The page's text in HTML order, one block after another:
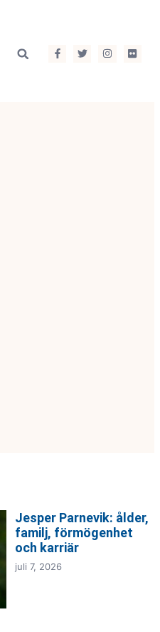
Jesper Parnevik: ålder,
familj, förmögenhet
och karriär
juli 7, 2026